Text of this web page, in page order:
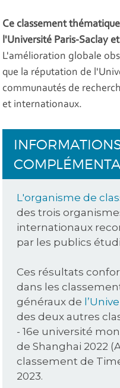
Ce classement
l'Université Paris-Saclay
L'amélioration globale
que la réputation de
communautés de
et internationaux.
L'organisme de
des trois
internationaux
par les publics
Ces résultats
dans les
généraux de
des deux autres
- 16e université
de Shanghai 2022
classement de
2023.